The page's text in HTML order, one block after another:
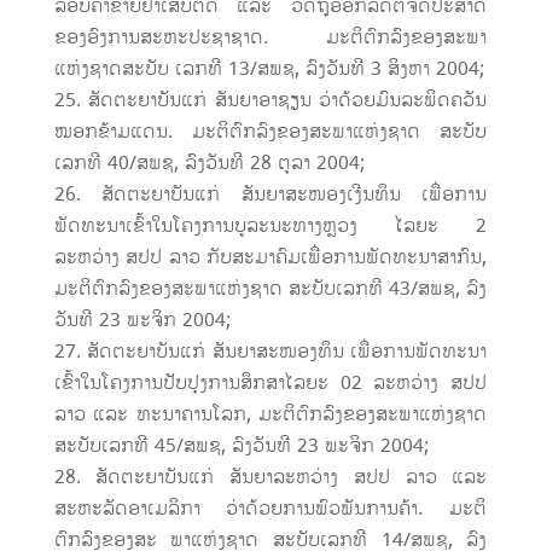
ລອບຄ້າຂາຍຢາເສບຕິດ ແລະ ວັດຖຸອອກລິດຕໍ່ຈິດປະສາດ
ຂອງອົງການສະຫະປະຊາຊາດ. ມະຕິຕົກລົງຂອງສະພາ
ແຫ່ງຊາດສະບັບ ເລກທີ 13/ສພຊ, ລົງວັນທີ 3 ສິງຫາ 2004;
ສັດຕະຍາບັນແກ່ ສັນຍາອາຊຽນ ວ່າດ້ວຍມົນລະພິດຄວັນ
ໝອກຂ້າມແດນ. ມະຕິຕົກລົງຂອງສະພາແຫ່ງຊາດ ສະບັບ
ເລກທີ 40/ສພຊ, ລົງວັນທີ 28 ຕຸລາ 2004;
ສັດຕະຍາບັນແກ່ ສັນຍາສະໜອງເງີນທຶນ ເພື່ອການ
ພັດທະນາເຂົ້າໃນໂຄງການບູລະນະທາງຫຼວງ ໄລຍະ 2
ລະຫວ່າງ ສປປ ລາວ ກັບສະມາຄົມເພື່ອການພັດທະນາສາກົນ,
ມະຕິຕົກລົງຂອງສະພາແຫ່ງຊາດ ສະບັບເລກທີ 43/ສພຊ, ລົງ
ວັນທີ 23 ພະຈິກ 2004;
ສັດຕະຍາບັນແກ່ ສັນຍາສະໜອງທຶນ ເພື່ອການພັດທະນາ
ເຂົ້າໃນໂຄງການປັບປຸງການສຶກສາໄລຍະ 02 ລະຫວ່າງ ສປປ
ລາວ ແລະ ທະນາຄານໂລກ, ມະຕິຕົກລົງຂອງສະພາແຫ່ງຊາດ
ສະບັບເລກທີ 45/ສພຊ, ລົງວັນທີ 23 ພະຈິກ 2004;
ສັດຕະຍາບັນແກ່ ສັນຍາລະຫວ່າງ ສປປ ລາວ ແລະ
ສະຫະລັດອາເມລິກາ ວ່າດ້ວຍການພົວພັນການຄ້າ. ມະຕິ
ຕົກລົງຂອງສະ ພາແຫ່ງຊາດ ສະບັບເລກທີ 14/ສພຊ, ລົງ